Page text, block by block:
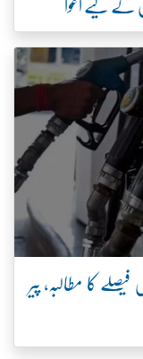
کا مطالبہ، پیر